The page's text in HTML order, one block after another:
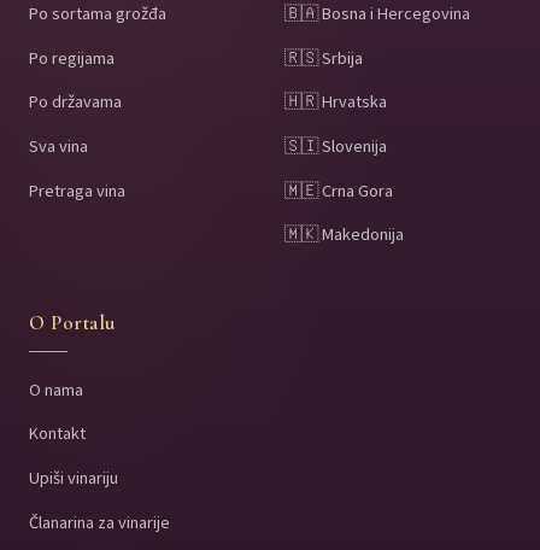
Po sortama grožđa
Po regijama
Po državama
Sva vina
Pretraga vina
🇧🇦 Bosna i Hercegovina
🇷🇸 Srbija
🇭🇷 Hrvatska
🇸🇮 Slovenija
🇲🇪 Crna Gora
🇲🇰 Makedonija
O Portalu
O nama
Kontakt
Upiši vinariju
Članarina za vinarije